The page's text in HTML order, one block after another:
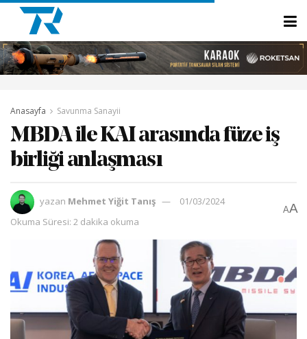
Anasayfa Savunma Sanayii
MBDA ile KAI arasında füze iş
birliği anlaşması
yazan Mehmet Yiğit Tanış
01/03/2024
Okuma Süresi: 2 dakika okuma
AA